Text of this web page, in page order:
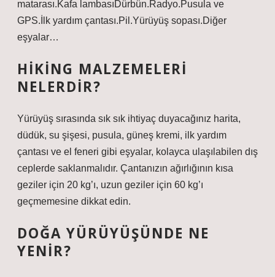
matarası.Kafa lambasıDürbün.Radyo.Pusula ve
GPS.İlk yardım çantası.Pil.Yürüyüş sopası.Diğer
eşyalar…
HIKING MALZEMELERI
NELERDIR?
Yürüyüş sırasında sık sık ihtiyaç duyacağınız harita,
düdük, su şişesi, pusula, güneş kremi, ilk yardım
çantası ve el feneri gibi eşyalar, kolayca ulaşılabilen dış
ceplerde saklanmalıdır. Çantanızın ağırlığının kısa
geziler için 20 kg’ı, uzun geziler için 60 kg’ı
geçmemesine dikkat edin.
DOĞA YÜRÜYÜŞÜNDE NE
YENIR?